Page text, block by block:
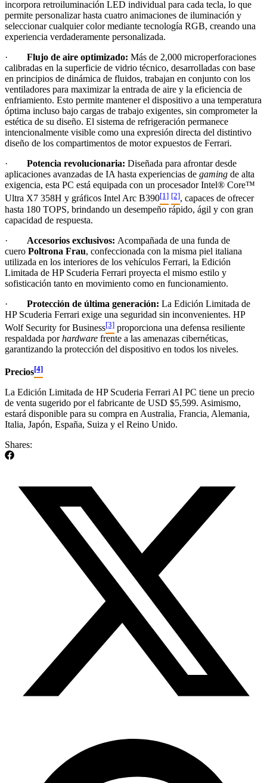
incorpora retroiluminación LED individual para cada tecla, lo que
permite personalizar hasta cuatro animaciones de iluminación y
seleccionar cualquier color mediante tecnología RGB, creando una
experiencia verdaderamente personalizada.
· Flujo de aire optimizado: Más de 2,000 microperforaciones
calibradas en la superficie de vidrio técnico, desarrolladas con base
en principios de dinámica de fluidos, trabajan en conjunto con los
ventiladores para maximizar la entrada de aire y la eficiencia de
enfriamiento. Esto permite mantener el dispositivo a una temperatura
óptima incluso bajo cargas de trabajo exigentes, sin comprometer la
estética de su diseño. El sistema de refrigeración permanece
intencionalmente visible como una expresión directa del distintivo
diseño de los compartimentos de motor expuestos de Ferrari.
· Potencia revolucionaria: Diseñada para afrontar desde
aplicaciones avanzadas de IA hasta experiencias de gaming de alta
exigencia, esta PC está equipada con un procesador Intel® Core™
Ultra X7 358H y gráficos Intel Arc B390[1] [2], capaces de ofrecer
hasta 180 TOPS, brindando un desempeño rápido, ágil y con gran
capacidad de respuesta.
· Accesorios exclusivos: Acompañada de una funda de
cuero Poltrona Frau, confeccionada con la misma piel italiana
utilizada en los interiores de los vehículos Ferrari, la Edición
Limitada de HP Scuderia Ferrari proyecta el mismo estilo y
sofisticación tanto en movimiento como en funcionamiento.
· Protección de última generación: La Edición Limitada de
HP Scuderia Ferrari exige una seguridad sin inconvenientes. HP
Wolf Security for Business[3] proporciona una defensa resiliente
respaldada porhardware frente a las amenazas cibernéticas,
garantizando la protección del dispositivo en todos los niveles.
Precios[4]
La Edición Limitada de HP Scuderia Ferrari AI PC tiene un precio
de venta sugerido por el fabricante de USD $5,599. Asimismo,
estará disponible para su compra en Australia, Francia, Alemania,
Italia, Japón, España, Suiza y el Reino Unido.
Shares: